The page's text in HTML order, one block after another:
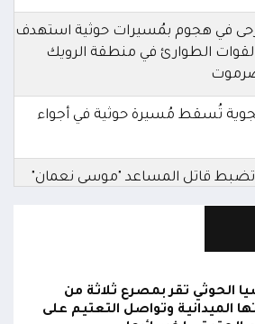
في هجوم بمُسيرات حوثية استهدف
الطوارئ في منطقة الرويك
تُسقط مُسيرة حوثية في أجواء
قاتل المساعد "موسى نعمان"
استكمال الإجراءات لإحالته إلى
سلمان يوقع برنامجاً لإعادة تأهيل
11 منشأة صحية في لحج والضالع
الحوثي تقر بمصرع ثلاثة من
الميدانية وتواصل التعتيم على